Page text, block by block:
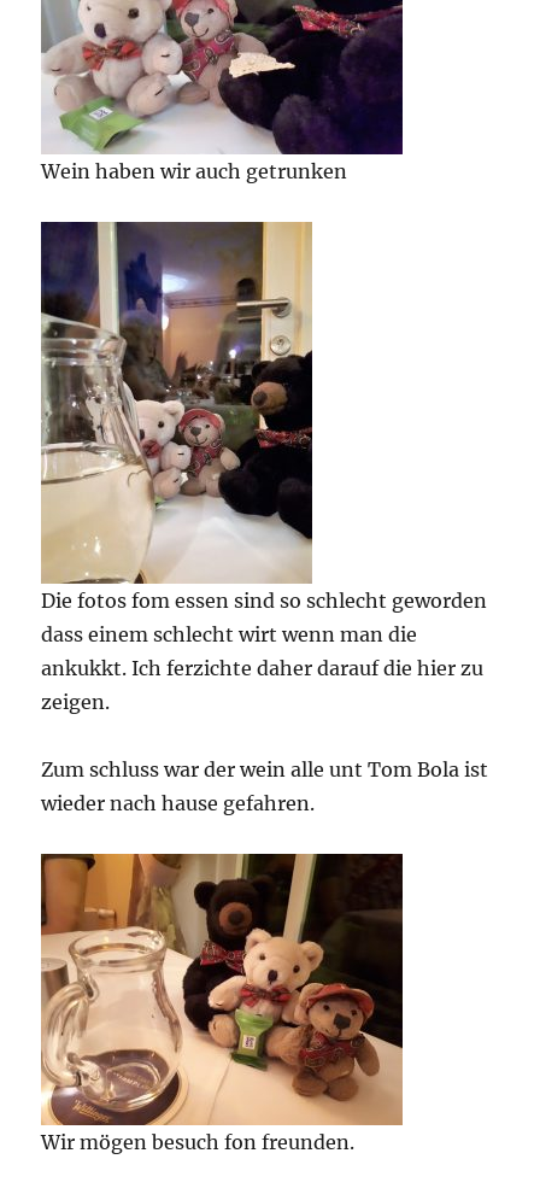
Wein haben wir auch getrunken
Die fotos fom essen sind so schlecht geworden
dass einem schlecht wirt wenn man die
ankukkt. Ich ferzichte daher darauf die hier zu
zeigen.
Zum schluss war der wein alle unt Tom Bola ist
wieder nach hause gefahren.
Wir mögen besuch fon freunden.